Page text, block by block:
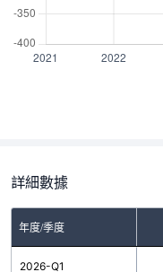
詳細數據
年度/季度
2026-Q1